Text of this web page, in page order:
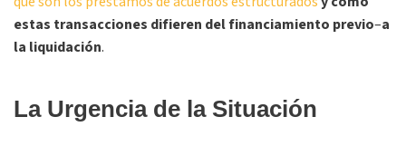
estas transacciones difieren del financiamiento previo–a
la liquidación.
La Urgencia de la Situación